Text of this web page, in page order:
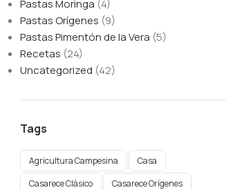
Pastas Moringa (4)
Pastas Orígenes (9)
Pastas Pimentón de la Vera (5)
Recetas (24)
Uncategorized (42)
Tags
Agricultura Campesina
Casa
Casarece Clásico
Casarece Orígenes